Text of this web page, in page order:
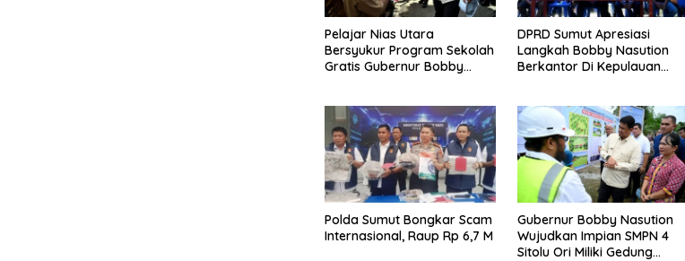
Pelajar Nias Utara
Bersyukur Program Sekolah
Gratis Gubernur Bobby
DPRD Sumut Apresiasi
Langkah Bobby Nasution
Berkantor Di Kepulauan
Polda Sumut Bongkar Scam
Internasional, Raup Rp 6,7 M
Gubernur Bobby Nasution
Wujudkan Impian SMPN 4
Sitolu Ori Miliki Gedung